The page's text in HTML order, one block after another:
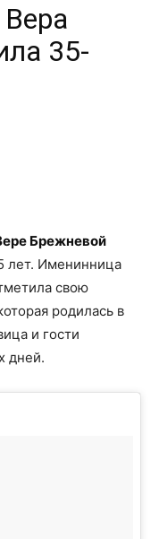
35-
Брежневой
лет. Именинница
свою
родилась в
и гости
дней.